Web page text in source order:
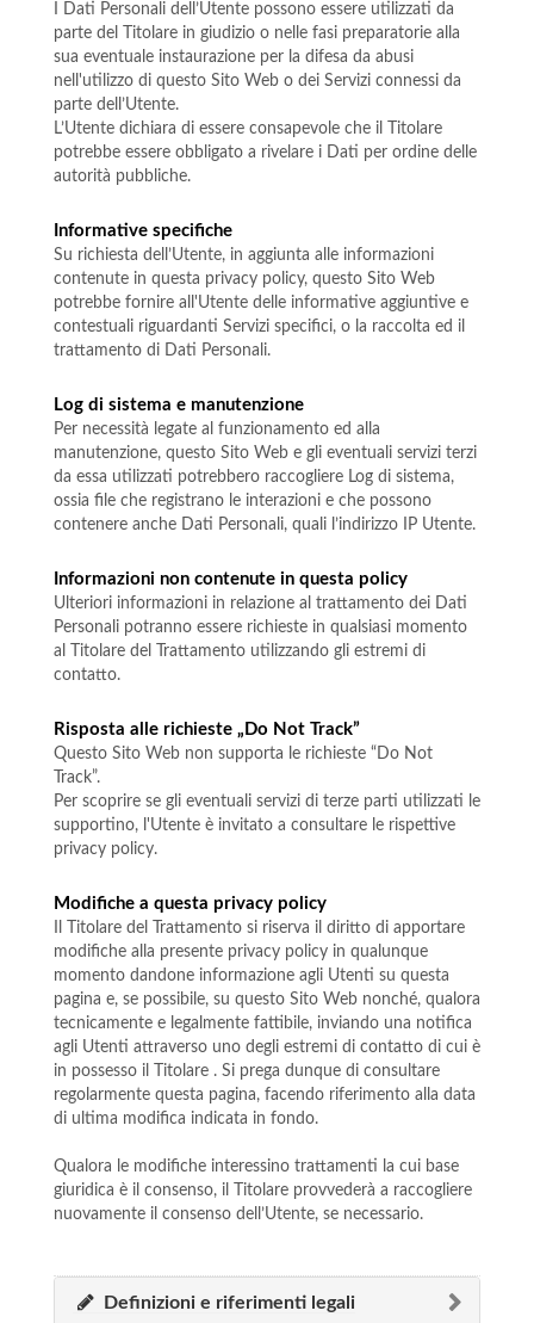
I Dati Personali dell’Utente possono essere utilizzati da
parte del Titolare in giudizio o nelle fasi preparatorie alla
sua eventuale instaurazione per la difesa da abusi
nell'utilizzo di questo Sito Web o dei Servizi connessi da
parte dell’Utente.
L’Utente dichiara di essere consapevole che il Titolare
potrebbe essere obbligato a rivelare i Dati per ordine delle
autorità pubbliche.
Informative specifiche
Su richiesta dell’Utente, in aggiunta alle informazioni
contenute in questa privacy policy, questo Sito Web
potrebbe fornire all'Utente delle informative aggiuntive e
contestuali riguardanti Servizi specifici, o la raccolta ed il
trattamento di Dati Personali.
Log di sistema e manutenzione
Per necessità legate al funzionamento ed alla
manutenzione, questo Sito Web e gli eventuali servizi terzi
da essa utilizzati potrebbero raccogliere Log di sistema,
ossia file che registrano le interazioni e che possono
contenere anche Dati Personali, quali l’indirizzo IP Utente.
Informazioni non contenute in questa policy
Ulteriori informazioni in relazione al trattamento dei Dati
Personali potranno essere richieste in qualsiasi momento
al Titolare del Trattamento utilizzando gli estremi di
contatto.
Risposta alle richieste „Do Not Track”
Questo Sito Web non supporta le richieste “Do Not
Track”.
Per scoprire se gli eventuali servizi di terze parti utilizzati le
supportino, l'Utente è invitato a consultare le rispettive
privacy policy.
Modifiche a questa privacy policy
Il Titolare del Trattamento si riserva il diritto di apportare
modifiche alla presente privacy policy in qualunque
momento dandone informazione agli Utenti su questa
pagina e, se possibile, su questo Sito Web nonché, qualora
tecnicamente e legalmente fattibile, inviando una notifica
agli Utenti attraverso uno degli estremi di contatto di cui è
in possesso il Titolare . Si prega dunque di consultare
regolarmente questa pagina, facendo riferimento alla data
di ultima modifica indicata in fondo.
Qualora le modifiche interessino trattamenti la cui base
giuridica è il consenso, il Titolare provvederà a raccogliere
nuovamente il consenso dell’Utente, se necessario.
Definizioni e riferimenti legali